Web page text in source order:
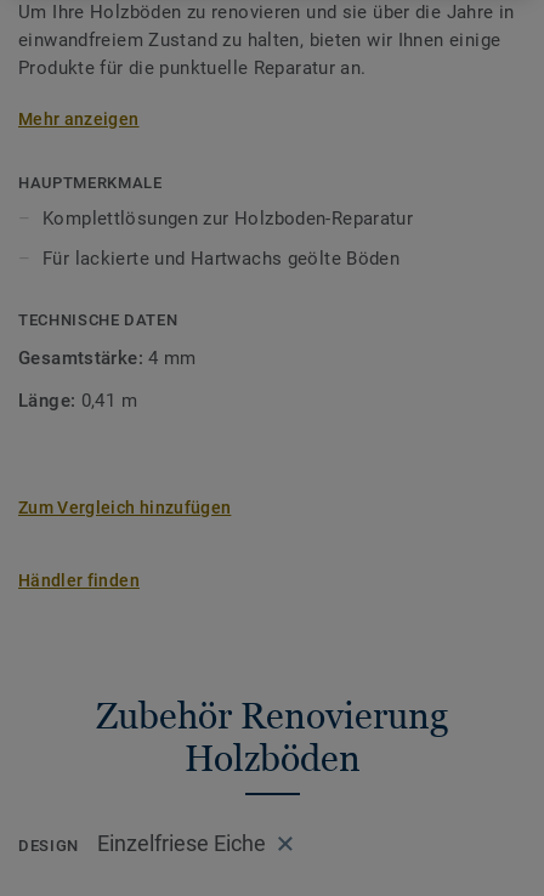
Um Ihre Holzböden zu renovieren und sie über die Jahre in
einwandfreiem Zustand zu halten, bieten wir Ihnen einige
Produkte für die punktuelle Reparatur an.
Unsere Reparaturboxen enthalten Schmelzkit in
um den perfekten Farbton zu erzielen. Der Schmelzkit
Reparaturlack versiegelt.
erhältlich. Er wird auf die zu reparierende Stelle
Holz ist ein Naturprodukt. Abweichungen in Farbe und
Mehr anzeigen
HAUPTMERKMALE
Komplettlösungen zur Holzboden-Reparatur
Für lackierte und Hartwachs geölte Böden
TECHNISCHE DATEN
Gesamtstärke:4 mm
Länge: 0,41 m
Zum Vergleich hinzufügen
Händler finden
Zubehör Renovierung
Holzböden
DESIGN Einzelfriese Eiche